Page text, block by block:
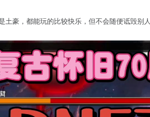
土豪，都能玩的比较快乐，但不会随便诋毁别人